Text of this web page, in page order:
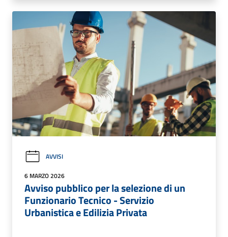
AVVISI
6 MARZO 2026
Avviso pubblico per la selezione di un
Funzionario Tecnico - Servizio
Urbanistica e Edilizia Privata